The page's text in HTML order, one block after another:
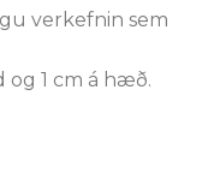
verkefnin sem
og 1 cm á hæð.